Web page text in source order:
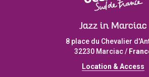
Jazz in Marciac
8 place du Chevalier
32230 Marciac /
Location & Access